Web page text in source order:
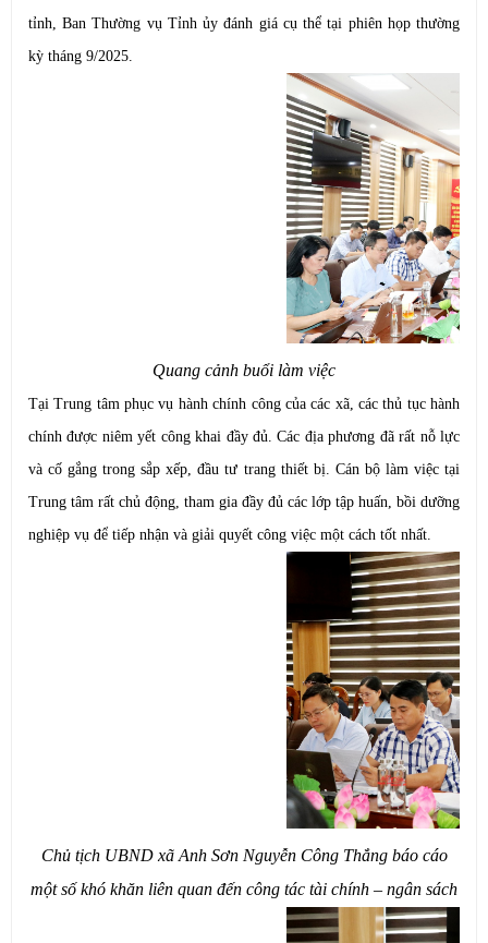
tỉnh, Ban Thường vụ Tỉnh ủy đánh giá cụ thể tại phiên họp thường
kỳ tháng 9/2025.
Quang cảnh buổi làm việc
Tại Trung tâm phục vụ hành chính công của các xã, các thủ tục hành
chính được niêm yết công khai đầy đủ. Các địa phương đã rất nỗ lực
và cố gắng trong sắp xếp, đầu tư trang thiết bị. Cán bộ làm việc tại
Trung tâm rất chủ động, tham gia đầy đủ các lớp tập huấn, bồi dưỡng
nghiệp vụ để tiếp nhận và giải quyết công việc một cách tốt nhất.
Chủ tịch UBND xã Anh Sơn Nguyễn Công Thắng báo cáo
một số khó khăn liên quan đến công tác tài chính – ngân sách